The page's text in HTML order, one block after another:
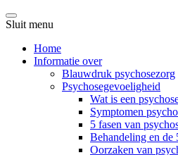
Sluit menu
Home
Informatie over
Blauwdruk psychosezorg
Psychosegevoeligheid
Wat is een
Symptomen
5 fasen van
Behandeling en de
Oorzaken van